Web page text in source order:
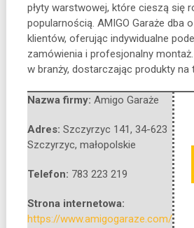
płyty warstwowej, które cieszą się
popularnością. AMIGO Garaże dba
klientów, oferując indywidualne
zamówienia i profesjonalny
w branży, dostarczając produkty na
Nazwa firmy: Amigo Garaże
Adres: Szczyrzyc 141, 34-623
Szczyrzyc, małopolskie
Telefon: 783 223 219
Strona internetowa:
https://www.amigogaraze.com/